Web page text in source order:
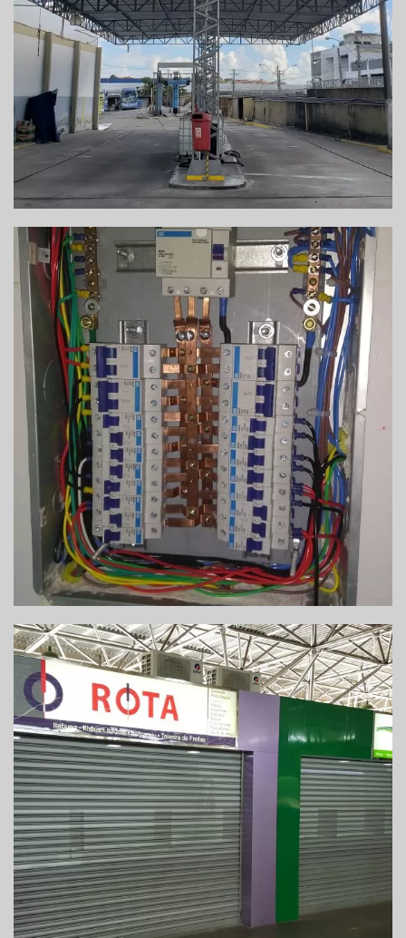
REFORMA DE COBERTURA METÁLICA – ÁREA
DE ABASTECIMENTO
REFORMA DE INSTALAÇÕES ELÉTRICAS
REFORMA DE GUICHÊ DE VENDAS DE
PASSAGENS – EUNÁPOLIS